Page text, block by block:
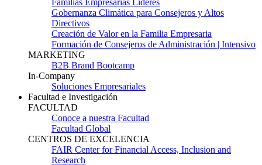
Familias Empresarias Líderes
Gobernanza Climática para Consejeros y Altos
Directivos
Creación de Valor en la Familia Empresaria
Formación de Consejeros de Administración | Intensivo
MARKETING
B2B Brand Bootcamp
In-Company
Soluciones Empresariales
Facultad e Investigación
FACULTAD
Conoce a nuestra Facultad
Facultad Global
CENTROS DE EXCELENCIA
FAIR Center for Financial Access, Inclusion and
Research